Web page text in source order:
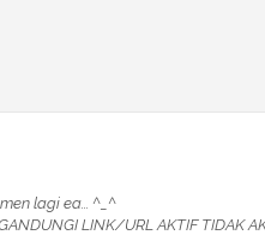
lagi ea... ^_^
LINK/URL AKTIF TIDAK